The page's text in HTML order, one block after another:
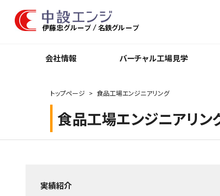
会社情報 バーチャル⼯場⾒学
トップページ 食品工場エンジニアリング
食品工場エンジニアリン
実績紹介